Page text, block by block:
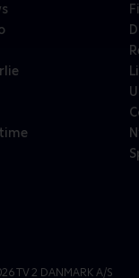
TV 2 DANMARK A/S